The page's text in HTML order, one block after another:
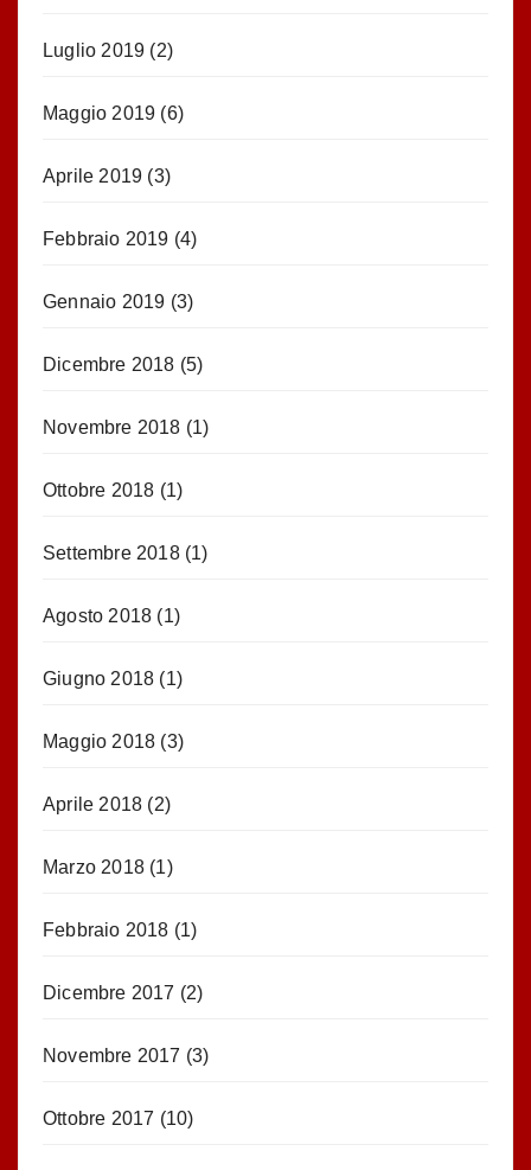
Luglio 2019 (2)
Maggio 2019 (6)
Aprile 2019 (3)
Febbraio 2019 (4)
Gennaio 2019 (3)
Dicembre 2018 (5)
Novembre 2018 (1)
Ottobre 2018 (1)
Settembre 2018(1)
Agosto 2018 (1)
Giugno 2018 (1)
Maggio 2018 (3)
Aprile 2018 (2)
Marzo 2018 (1)
Febbraio 2018 (1)
Dicembre 2017 (2)
Novembre 2017 (3)
Ottobre 2017 (10)